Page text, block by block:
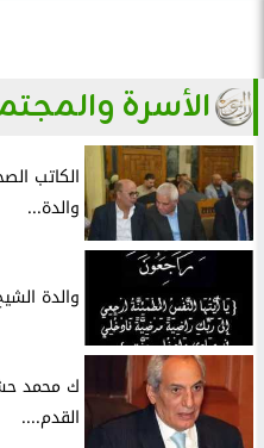
الأسرة
الكاتب
والدة...
والدة
ك محمد
القدم....